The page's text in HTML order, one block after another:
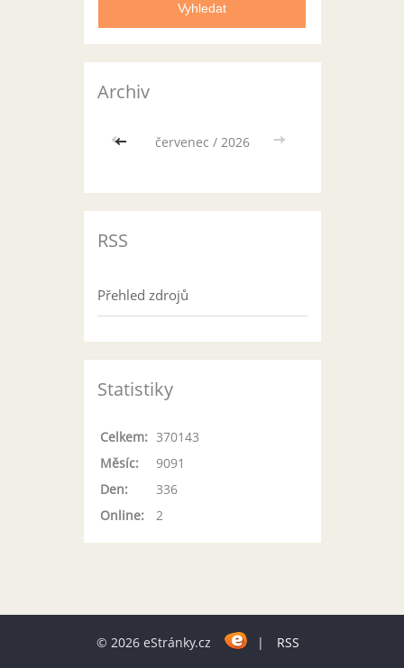
Archiv
<< červenec / 2026 >>
RSS
Přehled zdrojů
Statistiky
Online: 2
Celkem: 370143
Měsíc:
9091
Den:
336
© 2026 eStránky.cz | RSS